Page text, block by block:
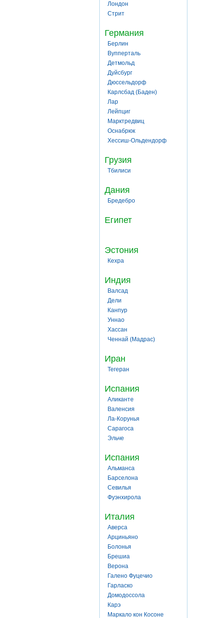
Лондон
Стрит
Германия
Берлин
Вупперталь
Детмольд
Дуйсбург
Дюссельдорф
Карлсбад (Баден)
Лар
Лейпциг
Марктредвиц
Оснабрюк
Хессиш-Ольдендорф
Грузия
Тбилиси
Дания
Бредебро
Египет
Эстония
Кехра
Индия
Валсад
Дели
Канпур
Уннао
Хассан
Ченнай (Мадрас)
Иран
Тегеран
Испания
Аликанте
Валенсия
Ла-Корунья
Сарагоса
Эльче
Испания
Альманса
Барселона
Севилья
Фуэнхирола
Италия
Аверса
Арциньяно
Болонья
Брешиа
Верона
Галено Фуцечио
Гарласко
Домодоссола
Карэ
Маркало кон Косоне